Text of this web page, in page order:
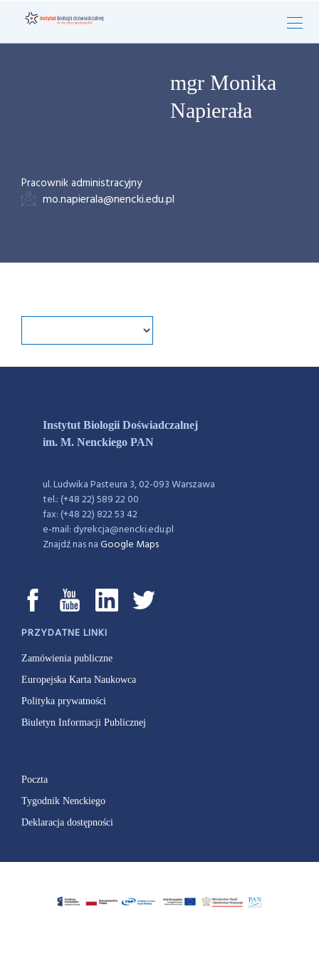
mgr Monika
Napierała
Pracownik administracyjny
mo.napierala@nencki.edu.pl
Instytut Biologii Doświadczalnej
im. M. Nenckiego PAN
ul. Ludwika Pasteura 3, 02-093 Warszawa
tel.: (+48 22) 589 22 00
fax: (+48 22) 822 53 42
e-mail: dyrekcja@nencki.edu.pl
Znajdź nas naGoogle Maps
PRZYDATNE LINKI
Zamówienia publiczne
Europejska Karta Naukowca
Polityka prywatności
Biuletyn Informacji Publicznej
Poczta
Tygodnik Nenckiego
Deklaracja dostępności